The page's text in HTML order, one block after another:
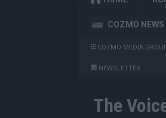
COZMO NEWS
COZMO MEDIA
NEWSLETTER
The